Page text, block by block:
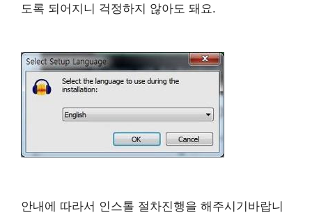
도록 되어지니 걱정하지 않아도 돼요.
안내에 따라서 인스톨 절차진행을 해주시기바랍니